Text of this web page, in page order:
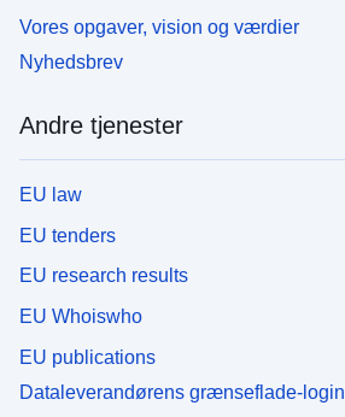
Vores opgaver, vision og værdier
Nyhedsbrev
Andre tjenester
EU law
EU tenders
EU research results
EU Whoiswho
EU publications
Dataleverandørens grænseflade-login